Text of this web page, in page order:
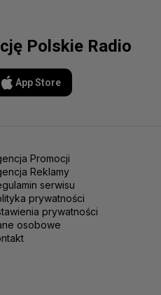
Polskie Radio
App Store
Promocji
Reklamy
serwisu
prywatności
prywatności
osobowe